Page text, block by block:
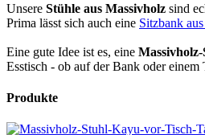
Unsere Stühle aus Massivholz sind
Prima lässt sich auch eine Sitzbank
Eine gute Idee ist es, eine
Esstisch - ob auf der Bank oder einem
Produkte